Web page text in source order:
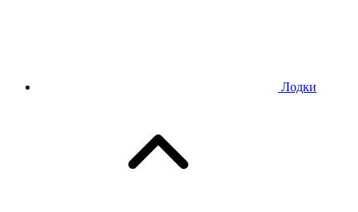
Лодки